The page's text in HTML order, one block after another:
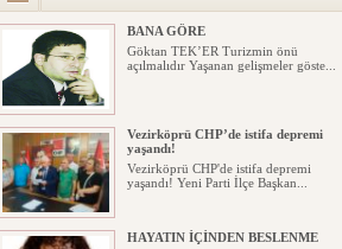
BANA GÖRE
Göktan TEK’ER Turizmin önü
açılmalıdır Yaşanan gelişmeler göste...
Vezirköprü CHP’de istifa depremi
yaşandı!
Vezirköprü CHP'de istifa depremi
yaşandı! Yeni Parti İlçe Başkan...
HAYATIN İÇİNDEN BESLENME